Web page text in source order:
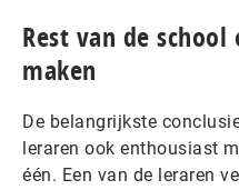
Rest van de
maken
De belangrijkste
leraren ook enthousiast
één. Een van de leraren